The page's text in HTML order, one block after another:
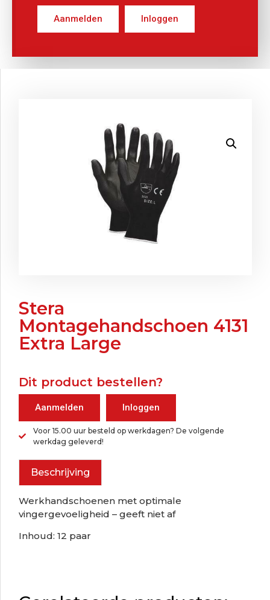
Aanmelden Inloggen
Stera
Montagehandschoen 4131
Extra Large
Dit product bestellen?
Aanmelden Inloggen
Voor 15.00 uur besteld op werkdagen? De volgende
werkdag geleverd!
Beschrijving
Werkhandschoenen met optimale
vingergevoeligheid – geeft niet af
Inhoud: 12 paar